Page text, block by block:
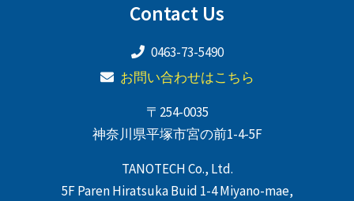
Contact Us
0463-73-5490
お問い合わせはこちら
〒254-0035
神奈川県平塚市宮の前1-4-5F
TANOTECH Co., Ltd.
5F Paren Hiratsuka Buid 1-4 Miyano-mae,